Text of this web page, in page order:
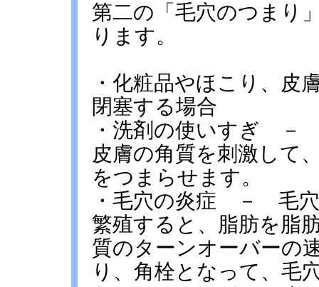
第二の「毛穴のつまり
ります。
・化粧品やほこり、皮
閉塞する場合
・洗剤の使いすぎ －
皮膚の角質を刺激して
をつまらせます。
・毛穴の炎症 － 毛穴
繁殖すると、脂肪を脂
質のターンオーバーの
り、角栓となって、毛